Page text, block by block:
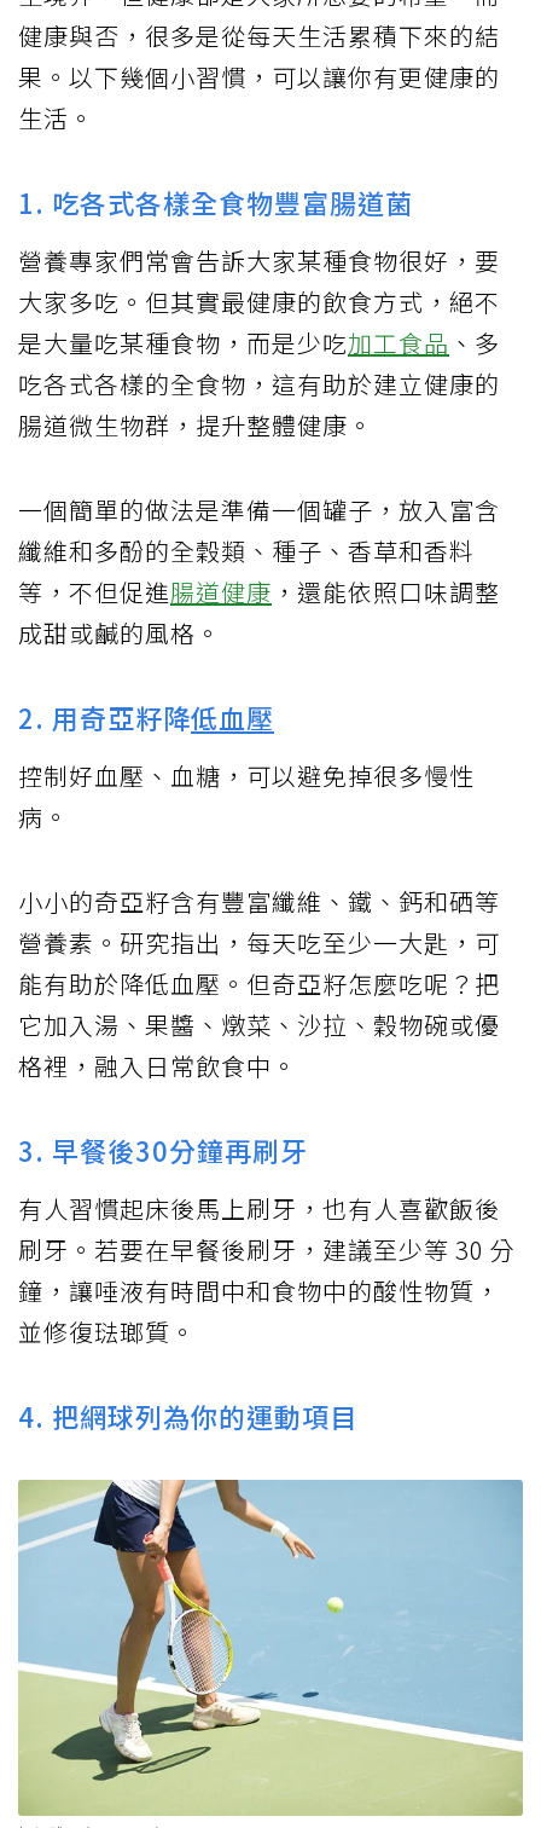
健康與否，很多是從每天生活累積下來的結
果。以下幾個小習慣，可以讓你有更健康的
生活。
1. 吃各式各樣全食物豐富腸道菌
營養專家們常會告訴大家某種食物很好，要
大家多吃。但其實最健康的飲食方式，絕不
是大量吃某種食物，而是少吃加工食品 、多
吃各式各樣的全食物，這有助於建立健康的
腸道微生物群，提升整體健康。
一個簡單的做法是準備一個罐子，放入富含
纖維和多酚的全穀類、種子、香草和香料
等，不但促進腸道健康 ，還能依照口味調整
成甜或鹹的風格。
2. 用奇亞籽降低血壓
控制好血壓、血糖，可以避免掉很多慢性
病。
小小的奇亞籽含有豐富纖維、鐵、鈣和硒等
營養素。研究指出，每天吃至少一大匙，可
能有助於降低血壓。但奇亞籽怎麼吃呢？把
它加入湯、果醬、燉菜、沙拉、穀物碗或優
格裡，融入日常飲食中。
3. 早餐後30分鐘再刷牙
有人習慣起床後馬上刷牙，也有人喜歡飯後
刷牙。若要在早餐後刷牙，建議至少等 30 分
鐘，讓唾液有時間中和食物中的酸性物質，
並修復琺瑯質。
4. 把網球列為你的運動項目